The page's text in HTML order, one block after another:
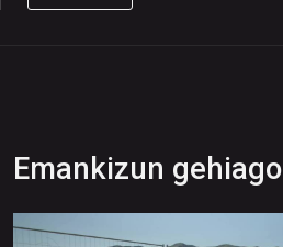
Emankizun gehiago